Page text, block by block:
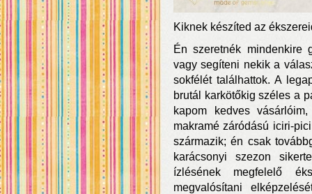
Kiknek készíted az
Én szeretnék mindenkire
vagy segíteni nekik a
sokfélét találhattok. A
brutál karkötőkig széles a
kapom kedves
makramé záródású iciri-
származik; én csak
karácsonyi szezon
ízlésének megfelelő
megvalósítani